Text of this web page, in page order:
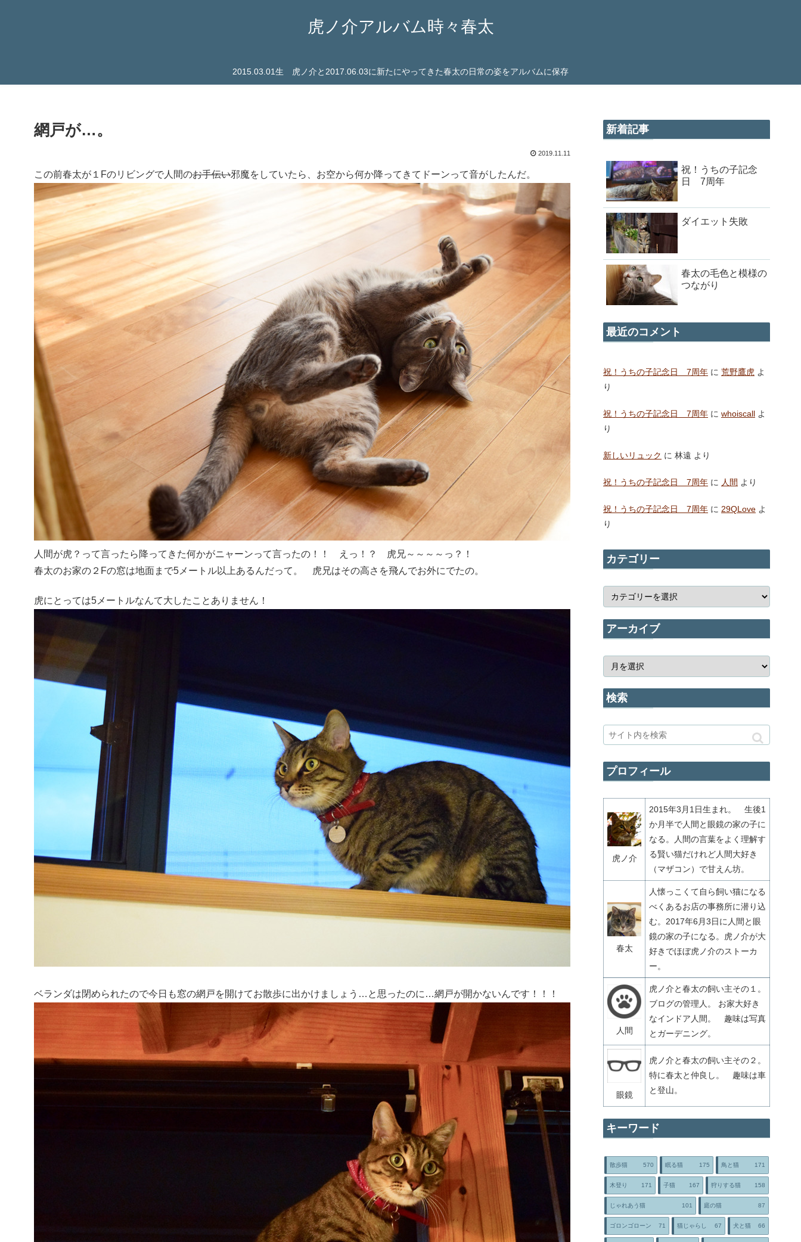
虎ノ介アルバム時々春太
2015.03.01生 虎ノ介と2017.06.03に新たにやってきた春太の日常の姿をアルバムに保存
網戸が…。
2019.11.11
この前春太が１Fのリビングで人間のお手伝い邪魔をしていたら、お空から何か降ってきてドーンって音がしたんだ。
人間が虎？って言ったら降ってきた何かがニャーンって言ったの！！ えっ！？ 虎兄～～～～っ？！
春太のお家の２Fの窓は地面まで5メートル以上あるんだって。 虎兄はその高さを飛んでお外にでたの。
虎にとっては5メートルなんて大したことありません！
ベランダは閉められたので今日も窓の網戸を開けてお散歩に出かけましょう…と思ったのに…網戸が開かないんです！！！
新着記事
祝！うちの子記念
日 7周年
ダイエット失敗
春太の毛色と模様の
つながり
最近のコメント
祝！うちの子記念日 7周年 に 荒野鷹虎 よ
り
祝！うちの子記念日 7周年 に whoiscall よ
り
新しいリュック に 林遠 より
祝！うちの子記念日 7周年 に 人間 より
祝！うちの子記念日 7周年 に 29QLove よ
り
カテゴリー
アーカイブ
検索
プロフィール
虎ノ介
2015年3月1日生まれ。 生後1
か月半で人間と眼鏡の家の子に
なる。人間の言葉をよく理解す
る賢い猫だけれど人間大好き
（マザコン）で甘えん坊。
春太
人懐っこくて自ら飼い猫になる
べくあるお店の事務所に潜り込
む。2017年6月3日に人間と眼
鏡の家の子になる。虎ノ介が大
好きでほぼ虎ノ介のストーカ
ー。
人間
虎ノ介と春太の飼い主その１。
ブログの管理人。 お家大好き
なインドア人間。 趣味は写真
とガーデニング。
眼鏡
虎ノ介と春太の飼い主その２。
特に春太と仲良し。 趣味は車
と登山。
キーワード
散歩猫 570 眠る猫 175 鳥と猫 171
木登り 171 子猫 167 狩りする猫 158
じゃれあう猫 101 庭の猫 87
ゴロンゴローン 71 猫じゃらし 67 犬と猫 66